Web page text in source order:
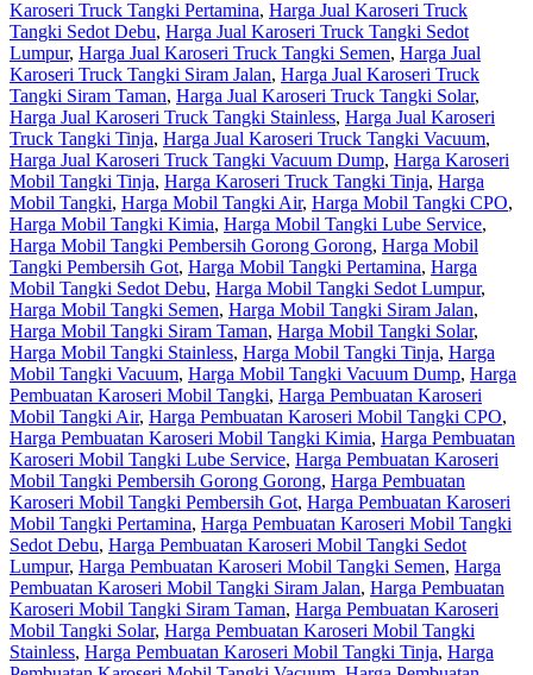
Karoseri Truck Tangki Pertamina, Harga Jual Karoseri Truck
Tangki Sedot Debu, Harga Jual Karoseri Truck Tangki Sedot
Lumpur, Harga Jual Karoseri Truck Tangki Semen, Harga Jual
Karoseri Truck Tangki Siram Jalan, Harga Jual Karoseri Truck
Tangki Siram Taman, Harga Jual Karoseri Truck Tangki Solar,
Harga Jual Karoseri Truck Tangki Stainless, Harga Jual Karoseri
Truck Tangki Tinja, Harga Jual Karoseri Truck Tangki Vacuum,
Harga Jual Karoseri Truck Tangki Vacuum Dump, Harga Karoseri
Mobil Tangki Tinja, Harga Karoseri Truck Tangki Tinja, Harga
Mobil Tangki, Harga Mobil Tangki Air, Harga Mobil Tangki CPO,
Harga Mobil Tangki Kimia, Harga Mobil Tangki Lube Service,
Harga Mobil Tangki Pembersih Gorong Gorong, Harga Mobil
Tangki Pembersih Got, Harga Mobil Tangki Pertamina, Harga
Mobil Tangki Sedot Debu, Harga Mobil Tangki Sedot Lumpur,
Harga Mobil Tangki Semen, Harga Mobil Tangki Siram Jalan,
Harga Mobil Tangki Siram Taman, Harga Mobil Tangki Solar,
Harga Mobil Tangki Stainless, Harga Mobil Tangki Tinja, Harga
Mobil Tangki Vacuum, Harga Mobil Tangki Vacuum Dump, Harga
Pembuatan Karoseri Mobil Tangki, Harga Pembuatan Karoseri
Mobil Tangki Air, Harga Pembuatan Karoseri Mobil Tangki CPO,
Harga Pembuatan Karoseri Mobil Tangki Kimia, Harga Pembuatan
Karoseri Mobil Tangki Lube Service, Harga Pembuatan Karoseri
Mobil Tangki Pembersih Gorong Gorong, Harga Pembuatan
Karoseri Mobil Tangki Pembersih Got, Harga Pembuatan Karoseri
Mobil Tangki Pertamina, Harga Pembuatan Karoseri Mobil Tangki
Sedot Debu, Harga Pembuatan Karoseri Mobil Tangki Sedot
Lumpur, Harga Pembuatan Karoseri Mobil Tangki Semen, Harga
Pembuatan Karoseri Mobil Tangki Siram Jalan, Harga Pembuatan
Karoseri Mobil Tangki Siram Taman, Harga Pembuatan Karoseri
Mobil Tangki Solar, Harga Pembuatan Karoseri Mobil Tangki
Stainless, Harga Pembuatan Karoseri Mobil Tangki Tinja, Harga